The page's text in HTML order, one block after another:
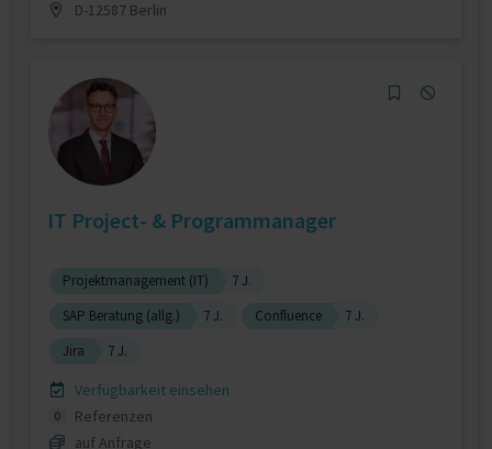
D-12587 Berlin
IT Project- & Programmanager
Projektmanagement (IT)
7 J.
SAP Beratung (allg.)
7 J. Confluence
7 J.
Jira
7 J.
Verfügbarkeit einsehen
0
Referenzen
auf Anfrage